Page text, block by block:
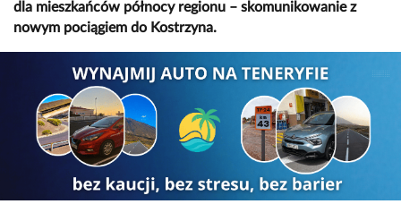
dla mieszkańców północy regionu – skomunikowanie z
nowym pociągiem do Kostrzyna.